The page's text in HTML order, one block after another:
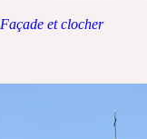
Façade et clocher